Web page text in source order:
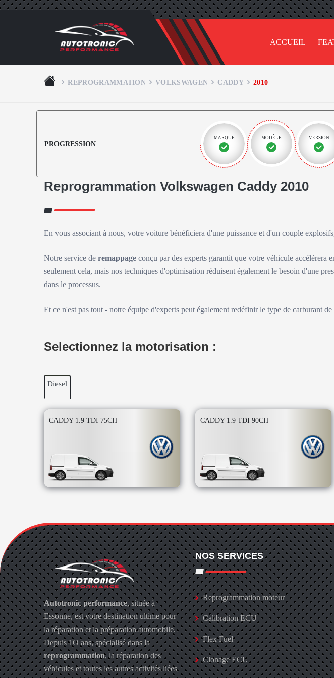
ACCUEIL
REPROGRAMMATION VOLKSWAGEN CADDY 2010
PROGRESSION
MARQUE MODÈLE VERSION
Reprogrammation Volkswagen Caddy 2010
En vous associant à nous, votre voiture bénéficiera d'une puissance et d'un couple
Notre service de remappage conçu par des experts garantit que votre véhicule accélérera
seulement cela, mais nos techniques d'optimisation réduisent également le besoin d'une
dans le processus.
Et ce n'est pas tout - notre équipe d'experts peut également redéfinir le type de carburant
Selectionnez la motorisation :
Diesel
CADDY 1.9 TDI 75CH CADDY 1.9 TDI 90CH
Autotronic performance, située à
Essonne, est votre destination ultime pour
la réparation et la préparation automobile.
Depuis 1O ans, spécialisé dans la
reprogrammation, la réparation des
véhicules et toutes les autres activités liées
NOS SERVICES
Reprogrammation moteur
Calibration ECU
Flex Fuel
Clonage ECU